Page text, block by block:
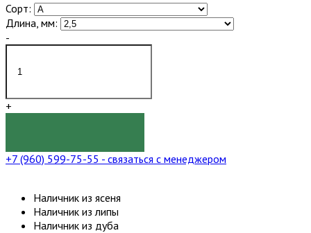
Сорт:
Длина, мм:
-
+
+7 (960) 599-75-55 - связаться с менеджером
Наличник из ясеня
Наличник из липы
Наличник из дуба